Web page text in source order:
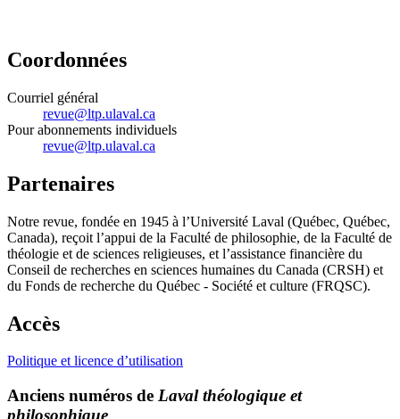
Coordonnées
Courriel général
revue@ltp.ulaval.ca
Pour abonnements individuels
revue@ltp.ulaval.ca
Partenaires
Notre revue, fondée en 1945 à l’Université Laval (Québec, Québec,
Canada), reçoit l’appui de la Faculté de philosophie, de la Faculté de
théologie et de sciences religieuses, et l’assistance financière du
Conseil de recherches en sciences humaines du Canada (CRSH) et
du Fonds de recherche du Québec - Société et culture (FRQSC).
Accès
Politique et licence d’utilisation
Anciens numéros de Laval théologique et
philosophique